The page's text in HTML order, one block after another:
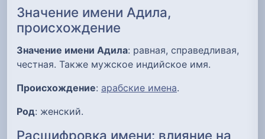
Значение имени Адила,
происхождение
Значение имени Адила: равная, справедливая,
честная. Также мужское индийское имя.
Происхождение: арабские имена.
Род: женский.
Расшифровка имени: влияние на